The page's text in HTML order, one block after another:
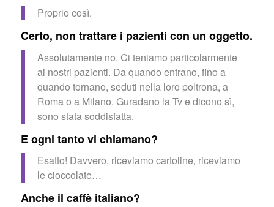
Proprio così.
Certo, non trattare i pazienti con un oggetto.
Assolutamente no. Ci teniamo particolarmente
ai nostri pazienti. Da quando entrano, fino a
quando tornano, seduti nella loro poltrona, a
Roma o a Milano. Guradano la Tv e dicono sì,
sono stata soddisfatta.
E ogni tanto vi chiamano?
Esatto! Davvero, riceviamo cartoline, riceviamo
le cioccolate…
Anche il caffè italiano?